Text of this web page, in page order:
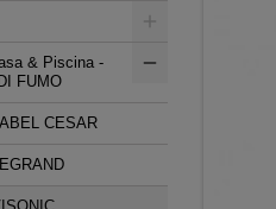
& Piscina -
FUMO
CESAR